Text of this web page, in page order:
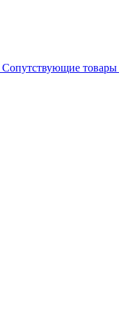
Сопутствующие товары